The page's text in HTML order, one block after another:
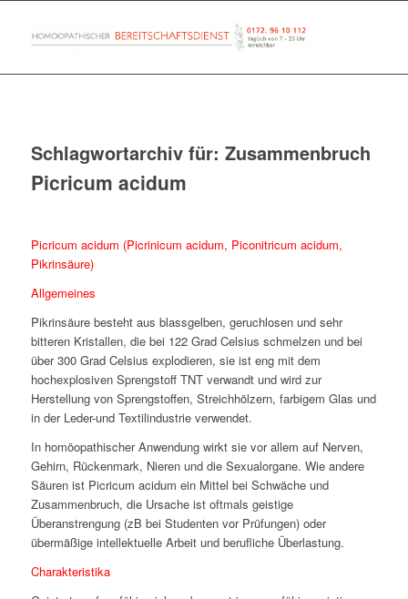
Schlagwortarchiv für: Zusammenbruch
Picricum acidum
Picricum acidum (Picrinicum acidum, Piconitricum acidum,
Pikrinsäure)
Allgemeines
Pikrinsäure besteht aus blassgelben, geruchlosen und sehr
bitteren Kristallen, die bei 122 Grad Celsius schmelzen und bei
über 300 Grad Celsius explodieren, sie ist eng mit dem
hochexplosiven Sprengstoff TNT verwandt und wird zur
Herstellung von Sprengstoffen, Streichhölzern, farbigem Glas und
in der Leder-und Textilindustrie verwendet.
In homöopathischer Anwendung wirkt sie vor allem auf Nerven,
Gehirn, Rückenmark, Nieren und die Sexualorgane. Wie andere
Säuren ist Picricum acidum ein Mittel bei Schwäche und
Zusammenbruch, die Ursache ist oftmals geistige
Überanstrengung (zB bei Studenten vor Prüfungen) oder
übermäßige intellektuelle Arbeit und berufliche Überlastung.
Charakteristika